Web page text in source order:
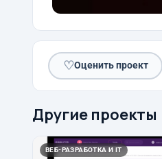
♡Оценить проект
Другие проекты
ВЕБ-РАЗРАБОТКА И IT